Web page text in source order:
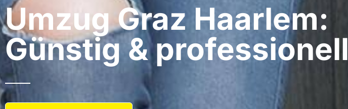
Umzug Graz​ Haarlem:
Günstig & professionell​